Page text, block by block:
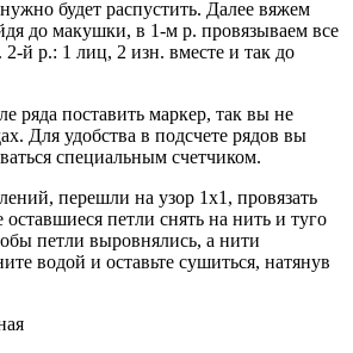
будет распустить. Далее вяжем
до макушки, в 1-м р. провязываем все
й р.: 1 лиц, 2 изн. вместе и так до
ряда поставить маркер, так вы не
Для удобства в подсчете рядов вы
специальным счетчиком.
перешли на узор 1х1, провязать
петли снять на нить и туго
петли выровнялись, а нити
водой и оставьте сушиться, натянув